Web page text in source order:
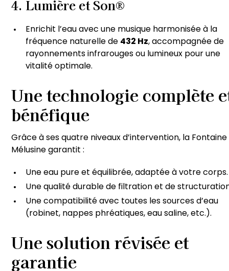
4. Lumière et Son®
Enrichit l’eau avec une musique harmonisée à la
fréquence naturelle de 432 Hz, accompagnée de
rayonnements infrarouges ou lumineux pour une
vitalité optimale.
Une technologie complète
bénéfique
Grâce à ses quatre niveaux d’intervention, la Fontaine
Mélusine garantit :
Une eau pure et équilibrée, adaptée à votre corps.
Une qualité durable de filtration et de
Une compatibilité avec toutes les sources d’eau
(robinet, nappes phréatiques, eau saline, etc.).
Une solution révisée et
garantie